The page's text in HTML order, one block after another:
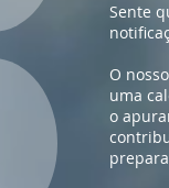
Sente
O
uma
o